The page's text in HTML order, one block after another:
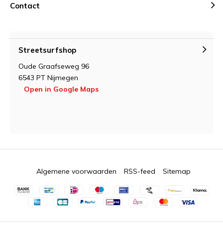
Contact
Streetsurfshop
Oude Graafseweg 96
6543 PT Nijmegen
Open in Google Maps
Algemene voorwaarden RSS-feed Sitemap